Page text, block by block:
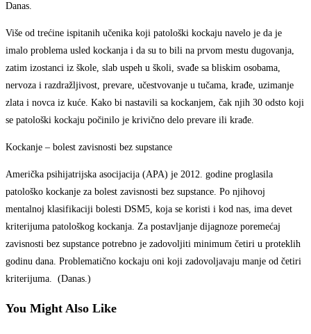
Danas.
Više od trećine ispitanih učenika koji patološki kockaju navelo je da je
imalo problema usled kockanja i da su to bili na prvom mestu dugovanja,
zatim izostanci iz škole, slab uspeh u školi, svađe sa bliskim osobama,
nervoza i razdražljivost, prevare, učestvovanje u tučama, krađe, uzimanje
zlata i novca iz kuće. Kako bi nastavili sa kockanjem, čak njih 30 odsto koji
se patološki kockaju počinilo je krivično delo prevare ili krađe.
Kockanje – bolest zavisnosti bez supstance
Američka psihijatrijska asocijacija (APA) je 2012. godine proglasila
patološko kockanje za bolest zavisnosti bez supstance. Po njihovoj
mentalnoj klasifikaciji bolesti DSM5, koja se koristi i kod nas, ima devet
kriterijuma patološkog kockanja. Za postavljanje dijagnoze poremećaj
zavisnosti bez supstance potrebno je zadovoljiti minimum četiri u proteklih
godinu dana. Problematično kockaju oni koji zadovoljavaju manje od četiri
kriterijuma. (Danas.)
You Might Also Like